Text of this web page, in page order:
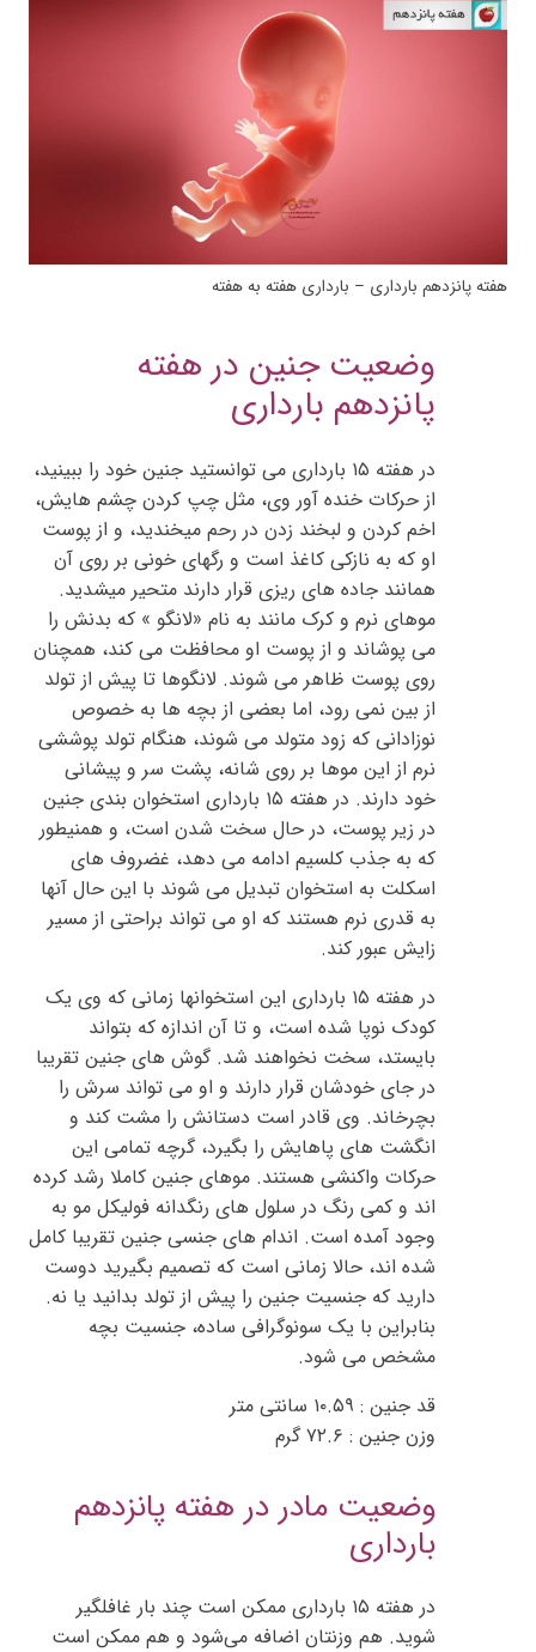
هفته پانزدهم بارداری – بارداری هفته به هفته
وضعیت جنین در هفته
پانزدهم بارداری
در هفته ۱۵ بارداری می توانستید جنین خود را ببینید،
از حرکات خنده آور وی، مثل چپ کردن چشم هایش،
اخم کردن و لبخند زدن در رحم میخندید، و از پوست
او که به نازکی کاغذ است و رگهای خونی بر روی آن
همانند جاده های ریزی قرار دارند متحیر میشدید.
موهای نرم و کرک مانند به نام «لانگو » که بدنش را
می پوشاند و از پوست او محافظت می کند، همچنان
روی پوست ظاهر می شوند. لانگوها تا پیش از تولد
از بین نمی رود، اما بعضی از بچه ها به خصوص
نوزادانی که زود متولد می شوند، هنگام تولد پوششی
نرم از این موها بر روی شانه، پشت سر و پیشانی
خود دارند. در هفته ۱۵ بارداری استخوان بندی جنین
در زیر پوست، در حال سخت شدن است، و همنیطور
که به جذب کلسیم ادامه می دهد، غضروف های
اسکلت به استخوان تبدیل می شوند با این حال آنها
به قدری نرم هستند که او می تواند براحتی از مسیر
زایش عبور کند.
در هفته ۱۵ بارداری این استخوانها زمانی که وی یک
کودک نوپا شده است، و تا آن اندازه که بتواند
بایستد، سخت نخواهند شد. گوش های جنین تقریبا
در جای خودشان قرار دارند و او می تواند سرش را
بچرخاند. وی قادر است دستانش را مشت کند و
انگشت های پاهایش را بگیرد، گرچه تمامی این
حرکات واکنشی هستند. موهای جنین کاملا رشد کرده
اند و کمی رنگ در سلول های رنگدانه فولیکل مو به
وجود آمده است. اندام های جنسی جنین تقریبا کامل
شده اند، حالا زمانی است که تصمیم بگیرید دوست
دارید که جنسیت جنین را پیش از تولد بدانید یا نه.
بنابراین با یک سونوگرافی ساده، جنسیت بچه
مشخص می شود.
قد جنین : ۱۰.۵۹ سانتی متر
وزن جنین : ۷۲.۶ گرم
وضعیت مادر در هفته پانزدهم
بارداری
در هفته ۱۵ بارداری ممکن است چند بار غافلگیر
شوید. هم وزنتان اضافه می‌شود و هم ممکن است